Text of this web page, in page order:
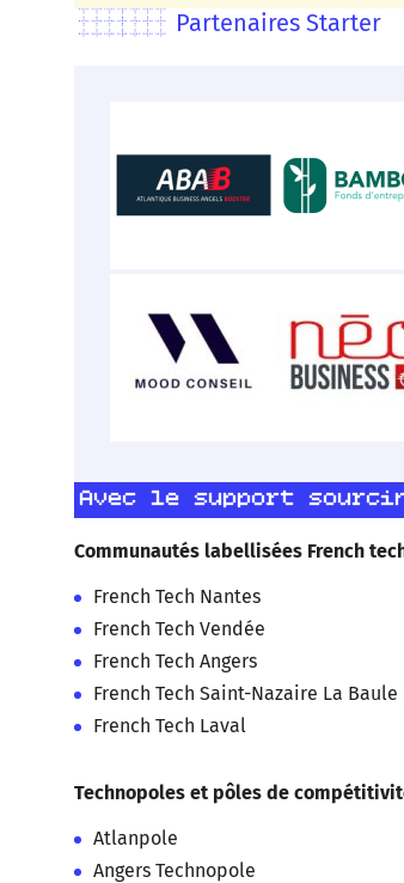
Partenaires Starter
Avec le support
Communautés labellisées French
French Tech Nantes
French Tech Vendée
French Tech Angers
French Tech Saint-Nazaire La Baule
French Tech Laval
Technopoles et pôles de
Atlanpole
Angers Technopole